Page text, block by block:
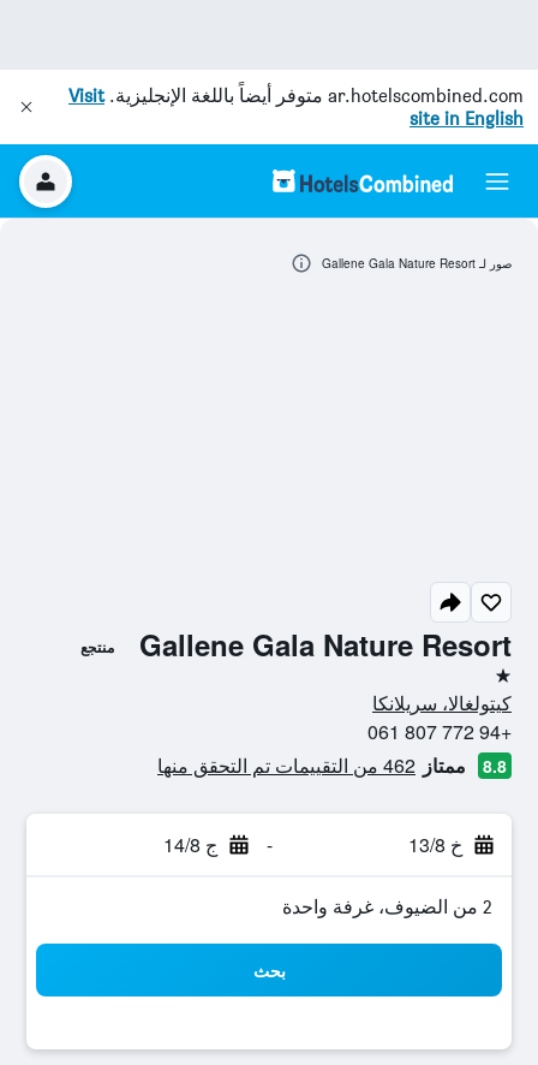
ar.hotelscombined.com متوفر أيضاً باللغة الإنجليزية.Visit
site in English
Gallene Gala Nature Resort منتجع
نجمة واحدة
كيتولغالا، سريلانكا
+94 772 807 061
8.8 ممتاز 462 من التقييمات تم التحقق منها
خ 13/8 - ج 14/8
2 من الضيوف، غرفة واحدة
بحث
صور لـ Gallene Gala Nature Resort